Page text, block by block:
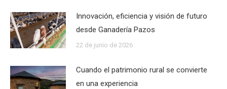
Innovación, eficiencia y visión de futuro
desde Ganadería Pazos
22 de junio de 2026
Cuando el patrimonio rural se convierte
en una experiencia